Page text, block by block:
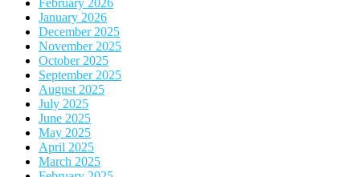
January 2026
December 2025
November 2025
October 2025
September 2025
August 2025
July 2025
June 2025
May 2025
April 2025
March 2025